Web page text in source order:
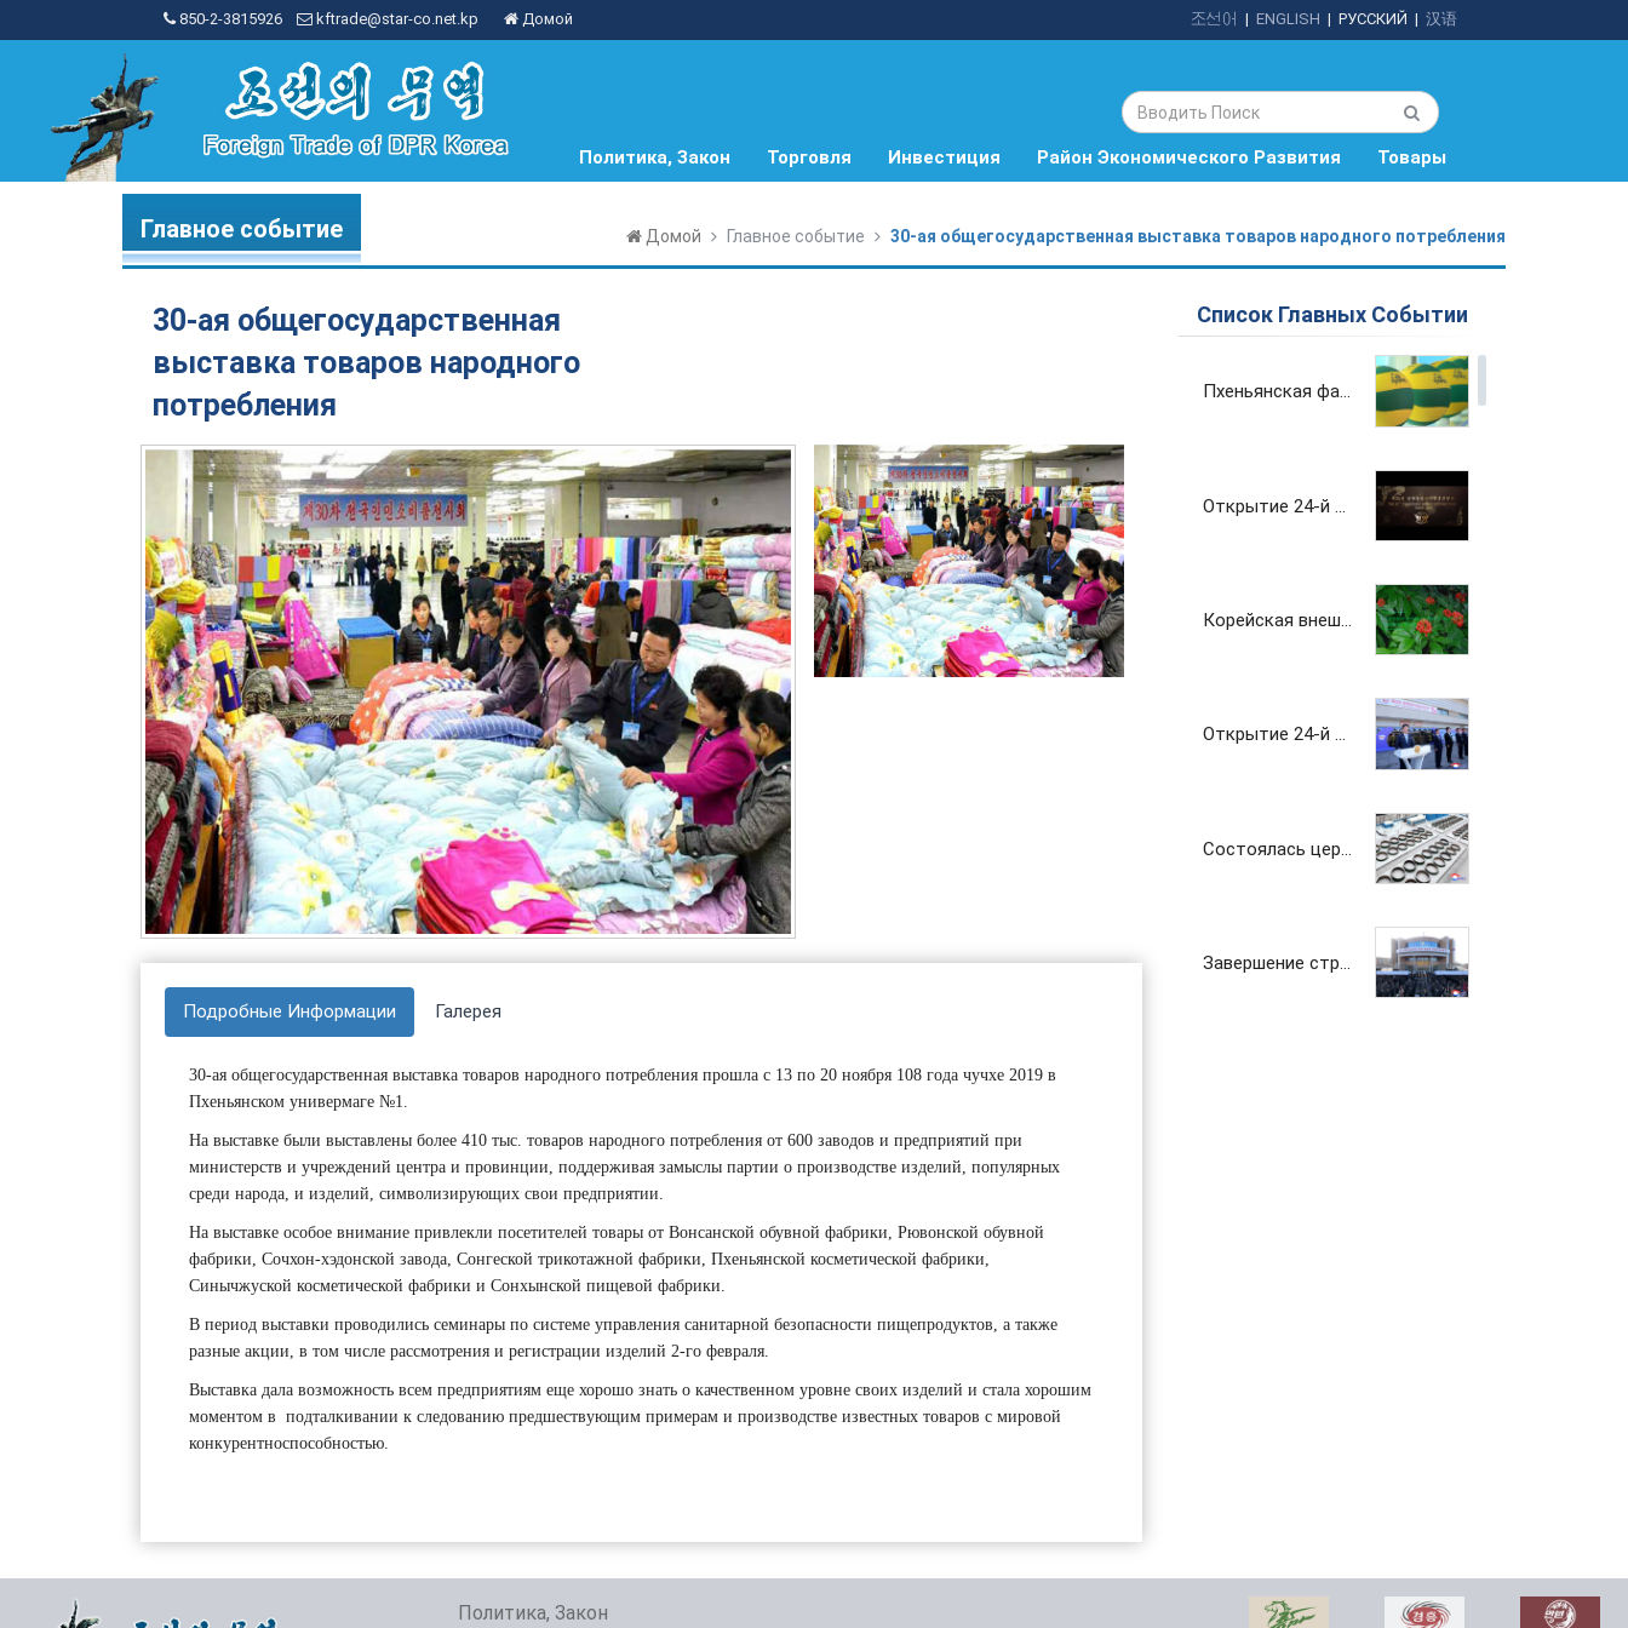
850-2-3815926 kftrade@star-co.net.kp Домой | 汉语
| РУССКИЙ
| ENGLISH
조선어
Политика, Закон Торговля Инвестиция Район Экономического Развития Товары
Главное событие Домой Главное событие 30-ая общегосударственная выставка товаров народного потребления
30-ая общегосударственная
выставка товаров народного
потребления
Подробные Информации Галерея
30-ая общегосударственная выставка товаров народного потребления прошла с 13 по 20 ноября 108 года чучхе 2019 в
Пхеньянском универмаге №1.
На выставке были выставлены более 410 тыс. товаров народного потребления от 600 заводов и предприятий при
министерств и учреждений центра и провинции, поддерживая замыслы партии о производстве изделий, популярных
среди народа, и изделий, символизирующих свои предприятии.
На выставке особое внимание привлекли посетителей товары от Вонсанской обувной фабрики, Рювонской обувной
фабрики, Сочхон-хэдонской завода, Сонгеской трикотажной фабрики, Пхеньянской косметической фабрики,
Синычжуской косметической фабрики и Сонхынской пищевой фабрики.
В период выставки проводились семинары по системе управления санитарной безопасности пищепродуктов, а также
разные акции, в том числе рассмотрения и регистрации изделий 2-го февраля.
Выставка дала возможность всем предприятиям еще хорошо знать о качественном уровне своих изделий и стала хорошим
моментом в подталкивании к следованию предшествующим примерам и производстве известных товаров с мировой
конкурентноспособностью.
Список Главных Событии
Пхеньянская фабрика спортивного снаряжения и инвентаря вносит вклад в развитие физкультуры и спорта страны
Корейская внешнеторговая компания «Чансу»
Открытие 24-й Пхеньянской весенней международной выставки-ярмарки
Состоялась церемония ввода в строй Чикхаского рыбопитомника саженой семги
Завершение строительства Института лесоводческих наук
Политика, Закон